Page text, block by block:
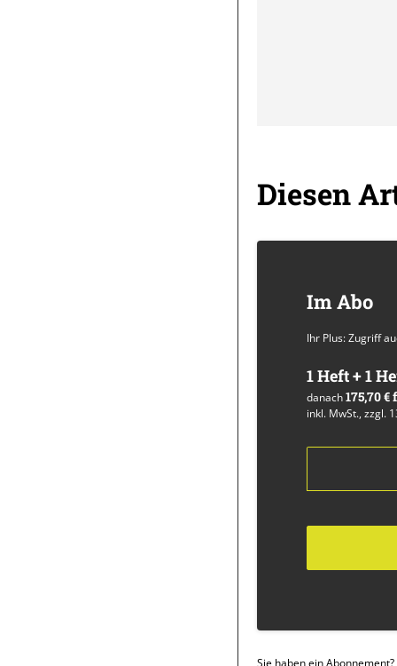
Diesen
Im Abo
Ihr Plus: Zugriff
1 Heft + 1
danach175,70
inkl. MwSt., zzgl.
Sie haben ein Abonnement?